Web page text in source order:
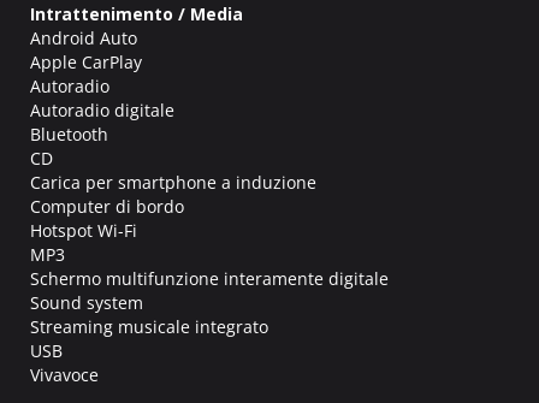
Intrattenimento / Media
Android Auto
Apple CarPlay
Autoradio
Autoradio digitale
Bluetooth
CD
Carica per smartphone a induzione
Computer di bordo
Hotspot Wi-Fi
MP3
Schermo multifunzione interamente digitale
Sound system
Streaming musicale integrato
USB
Vivavoce